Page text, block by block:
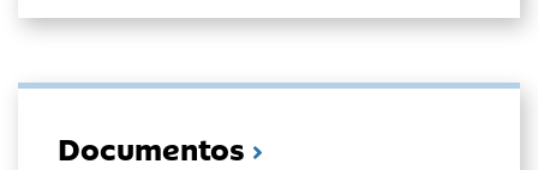
Documentos